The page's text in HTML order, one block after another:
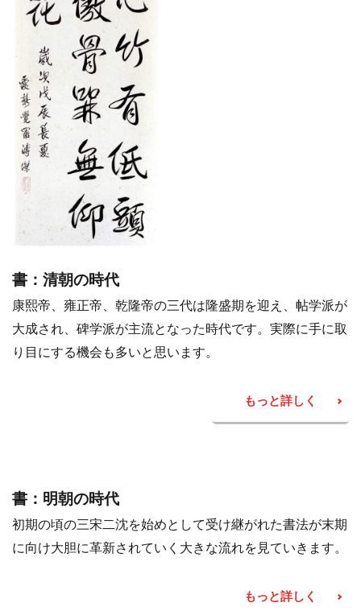
書：清朝の時代
康熙帝、雍正帝、乾隆帝の三代は隆盛期を迎え、帖学派が
大成され、碑学派が主流となった時代です。実際に手に取
り目にする機会も多いと思います。
もっと詳しく
書：明朝の時代
初期の頃の三宋二沈を始めとして受け継がれた書法が末期
に向け大胆に革新されていく大きな流れを見ていきます。
もっと詳しく